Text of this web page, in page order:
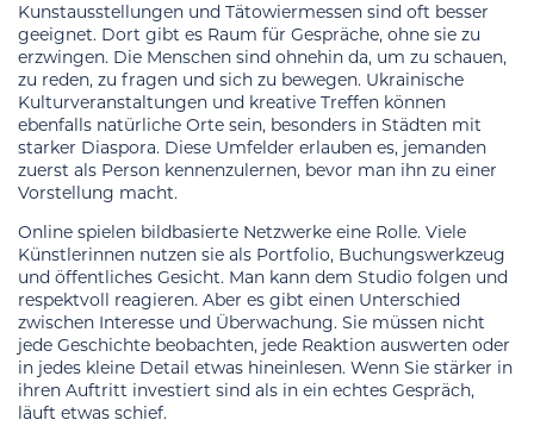
Kunstausstellungen und Tätowiermessen sind oft besser
geeignet. Dort gibt es Raum für Gespräche, ohne sie zu
erzwingen. Die Menschen sind ohnehin da, um zu schauen,
zu reden, zu fragen und sich zu bewegen. Ukrainische
Kulturveranstaltungen und kreative Treffen können
ebenfalls natürliche Orte sein, besonders in Städten mit
starker Diaspora. Diese Umfelder erlauben es, jemanden
zuerst als Person kennenzulernen, bevor man ihn zu einer
Vorstellung macht.
Online spielen bildbasierte Netzwerke eine Rolle. Viele
Künstlerinnen nutzen sie als Portfolio, Buchungswerkzeug
und öffentliches Gesicht. Man kann dem Studio folgen und
respektvoll reagieren. Aber es gibt einen Unterschied
zwischen Interesse und Überwachung. Sie müssen nicht
jede Geschichte beobachten, jede Reaktion auswerten oder
in jedes kleine Detail etwas hineinlesen. Wenn Sie stärker in
ihren Auftritt investiert sind als in ein echtes Gespräch,
läuft etwas schief.